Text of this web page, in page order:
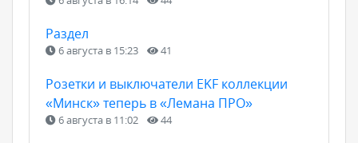
Раздел
6 августа в 15:23 41
Розетки и выключатели EKF коллекции
«Минск» теперь в «Лемана ПРО»
6 августа в 11:02 44